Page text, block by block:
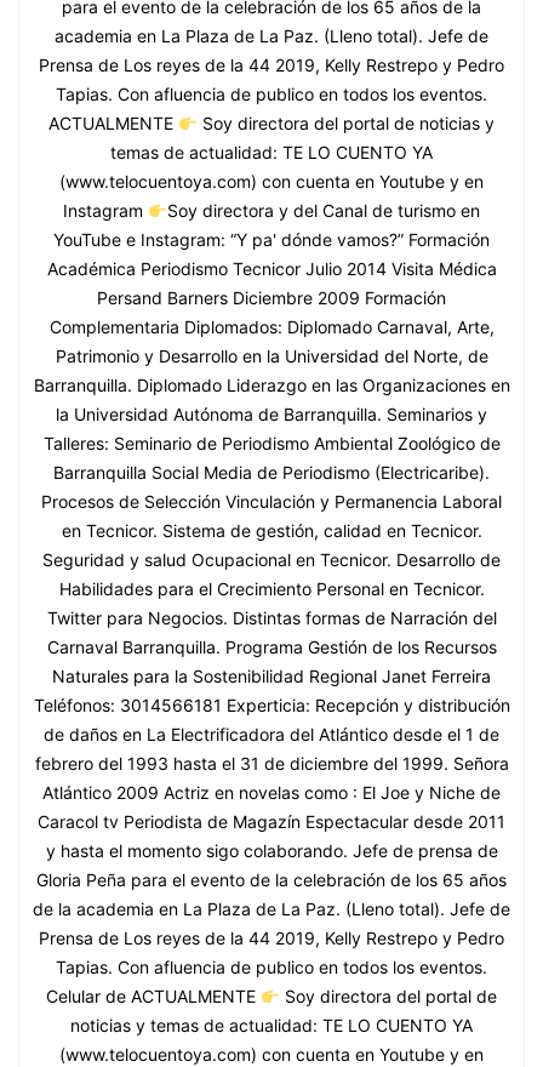
para el evento de la celebración de los 65 años de la
academia en La Plaza de La Paz. (Lleno total). Jefe de
Prensa de Los reyes de la 44 2019, Kelly Restrepo y Pedro
Tapias. Con afluencia de publico en todos los eventos.
ACTUALMENTE
Soy directora del portal de noticias y
temas de actualidad: TE LO CUENTO YA
(www.telocuentoya.com) con cuenta en Youtube y en
Instagram
Soy directora y del Canal de turismo en
YouTube e Instagram: “Y pa' dónde vamos?” Formación
Académica Periodismo Tecnicor Julio 2014 Visita Médica
Persand Barners Diciembre 2009 Formación
Complementaria Diplomados: Diplomado Carnaval, Arte,
Patrimonio y Desarrollo en la Universidad del Norte, de
Barranquilla. Diplomado Liderazgo en las Organizaciones en
la Universidad Autónoma de Barranquilla. Seminarios y
Talleres: Seminario de Periodismo Ambiental Zoológico de
Barranquilla Social Media de Periodismo (Electricaribe).
Procesos de Selección Vinculación y Permanencia Laboral
en Tecnicor. Sistema de gestión, calidad en Tecnicor.
Seguridad y salud Ocupacional en Tecnicor. Desarrollo de
Habilidades para el Crecimiento Personal en Tecnicor.
Twitter para Negocios. Distintas formas de Narración del
Carnaval Barranquilla. Programa Gestión de los Recursos
Naturales para la Sostenibilidad Regional Janet Ferreira
Teléfonos: 3014566181 Experticia: Recepción y distribución
de daños en La Electrificadora del Atlántico desde el 1 de
febrero del 1993 hasta el 31 de diciembre del 1999. Señora
Atlántico 2009 Actriz en novelas como : El Joe y Niche de
Caracol tv Periodista de Magazín Espectacular desde 2011
y hasta el momento sigo colaborando. Jefe de prensa de
Gloria Peña para el evento de la celebración de los 65 años
de la academia en La Plaza de La Paz. (Lleno total). Jefe de
Prensa de Los reyes de la 44 2019, Kelly Restrepo y Pedro
Tapias. Con afluencia de publico en todos los eventos.
Celular de ACTUALMENTE
Soy directora del portal de
noticias y temas de actualidad: TE LO CUENTO YA
(www.telocuentoya.com) con cuenta en Youtube y en